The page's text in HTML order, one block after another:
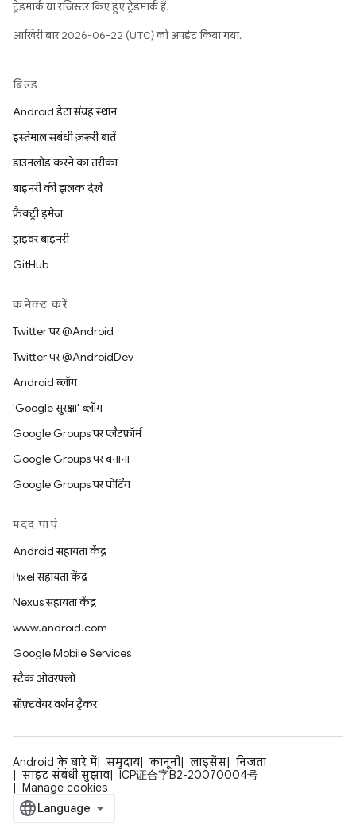
ट्रेडमार्क या रजिस्टर किए हुए ट्रेडमार्क हैं.
आखिरी बार 2026-06-22 (UTC) को अपडेट किया गया.
बिल्ड
Android डेटा संग्रह स्थान
इस्तेमाल संबंधी ज़रूरी बातें
डाउनलोड करने का तरीका
बाइनरी की झलक देखें
फ़ैक्ट्री इमेज
ड्राइवर बाइनरी
GitHub
कनेक्ट करें
Twitter पर @Android
Twitter पर @AndroidDev
Android ब्लॉग
'Google सुरक्षा' ब्लॉग
Google Groups पर प्लैटफ़ॉर्म
Google Groups पर बनाना
Google Groups पर पोर्टिंग
मदद पाएं
Android सहायता केंद्र
Pixel सहायता केंद्र
Nexus सहायता केंद्र
www.android.com
Google Mobile Services
स्टैक ओवरफ़्लो
सॉफ़्टवेयर वर्शन ट्रैकर
Android के बारे में समुदाय कानूनी लाइसेंस
निजता
साइट संबंधी सुझाव
ICP证合字B2-20070004号
Manage cookies